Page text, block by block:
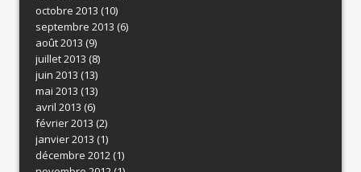
octobre 2013 (10)
septembre 2013 (6)
août 2013 (9)
juillet 2013 (8)
juin 2013 (13)
mai 2013 (13)
avril 2013 (6)
février 2013 (2)
janvier 2013 (1)
décembre 2012(1)